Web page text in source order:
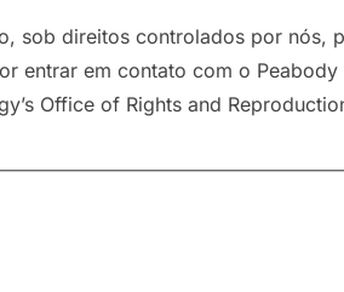
sob direitos controlados por nós,
entrar em contato com o Peabody
Office of Rights and